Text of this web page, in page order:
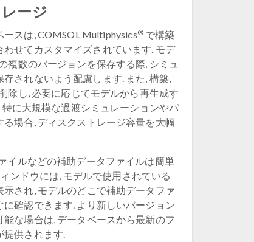
ージ
スは, COMSOL Multiphysics®で構築
せてカスタマイズされています. モデ
複数のバージョンを保存する際, シミュ
されないよう配慮します. また, 構築,
除し, 必要に応じてモデルから再生成す
に大規模な過渡シミュレーションやパ
場合, ディスクストレージ容量を大幅
イルなどの補助データファイルは簡単
ンドウには, モデルで使用されている
され, モデルのどこで補助データファ
確認できます. より新しいバージョン
な場合は, データベースから最新のフ
提供されます.